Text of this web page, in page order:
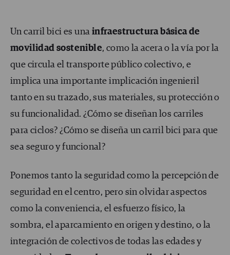
Un carril bici es una infraestructura básica de
movilidad sostenible, como la acera o la vía por la
que circula el transporte público colectivo, e
implica una importante implicación ingenieril
tanto en su trazado, sus materiales, su protección o
su funcionalidad. ¿Cómo se diseñan los carriles
para ciclos? ¿Cómo se diseña un carril bici para que
sea seguro y funcional?
Ponemos tanto la seguridad como la percepción de
seguridad en el centro, pero sin olvidar aspectos
como la conveniencia, el esfuerzo físico, la
sombra, el aparcamiento en origen y destino, o la
integración de colectivos de todas las edades y